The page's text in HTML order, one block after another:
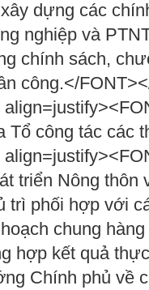
dựng các
nghiệp và
chính sách,
công.</
Tổ công tác các
triển Nông thôn
trì phối hợp với
chung
hợp kết quả
Chính phủ về